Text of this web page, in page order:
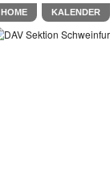
HOME KALENDER